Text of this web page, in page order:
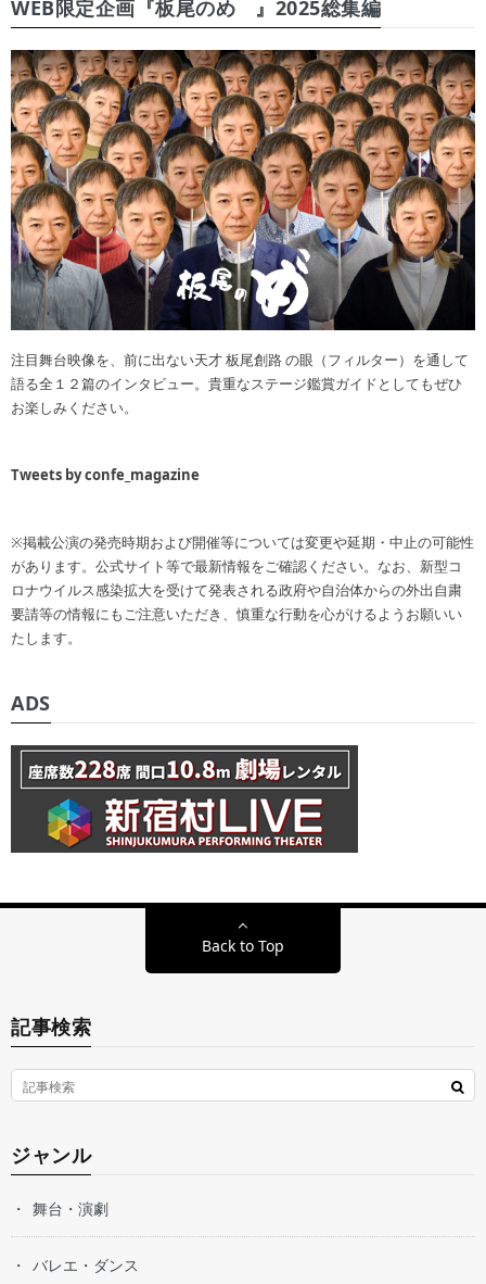
WEB限定企画『板尾のめ゙』2025総集編
注目舞台映像を、前に出ない天才 板尾創路 の眼（フィルター）を通して
語る全１２篇のインタビュー。貴重なステージ鑑賞ガイドとしてもぜひ
お楽しみください。
Tweets by confe_magazine
※掲載公演の発売時期および開催等については変更や延期・中止の可能性
があります。公式サイト等で最新情報をご確認ください。なお、新型コ
ロナウイルス感染拡大を受けて発表される政府や自治体からの外出自粛
要請等の情報にもご注意いただき、慎重な行動を心がけるようお願いい
たします。
ADS
Back to Top
記事検索
ジャンル
舞台・演劇
バレエ・ダンス